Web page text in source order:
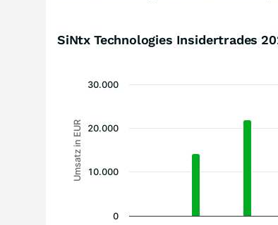
SiNtx Technologies Insidertrades
Umsatz in EUR
0
10.000
20.000
30.000